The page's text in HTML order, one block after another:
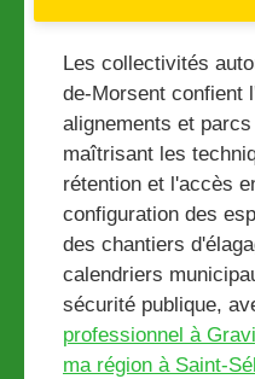
Les collectivités
de-Morsent confient
alignements et
maîtrisant les
rétention et l'accès
configuration des
des chantiers
calendriers
sécurité publique,
professionnel à
ma région à Saint-